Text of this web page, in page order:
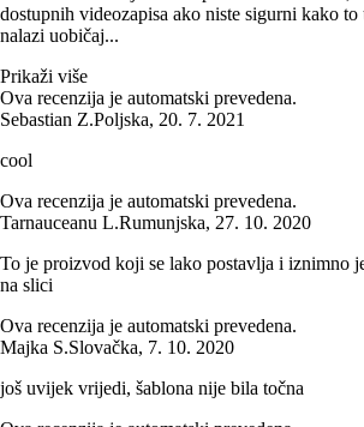
dostupnih videozapisa ako niste sigurni kako
nalazi uobičaj...
Prikaži više
Ova recenzija je automatski prevedena.
Sebastian Z.Poljska, 20. 7. 2021
cool
Ova recenzija je automatski prevedena.
Tarnauceanu L.Rumunjska, 27. 10. 2020
To je proizvod koji se lako postavlja i iznimno
na slici
Ova recenzija je automatski prevedena.
Majka S.Slovačka, 7. 10. 2020
još uvijek vrijedi, šablona nije bila točna